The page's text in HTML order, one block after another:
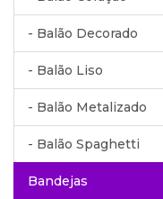
- Balão Decorado
- Balão Liso
- Balão Metalizado
- Balão Spaghetti
Bandejas